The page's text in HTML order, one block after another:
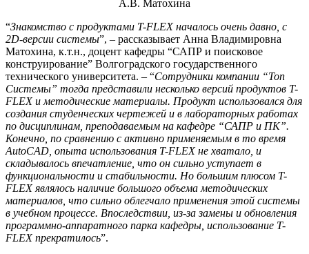
А.В. Матохина
“Знакомство с продуктами T-FLEX началось очень давно, с
2D-версии системы”, – рассказывает Анна Владимировна
Матохина, к.т.н., доцент кафедры “САПР и поисковое
конструирование” Волгоградского государственного
технического университета. – “Сотрудники компании “Топ
Системы” тогда представили несколько версий продуктов T-
FLEX и методические материалы. Продукт использовался для
создания студенческих чертежей и в лабораторных работах
по дисциплинам, преподаваемым на кафедре “САПР и ПК”.
Конечно, по сравнению с активно применяемым в то время
AutoCAD, опыта использования T-FLEX не хватало, и
складывалось впечатление, что он сильно уступает в
функциональности и стабильности. Но большим плюсом T-
FLEX являлось наличие большого объема методических
материалов, что сильно облегчало применения этой системы
в учебном процессе. Впоследствии, из-за замены и обновления
программно-аппаратного парка кафедры, использование T-
FLEX прекратилось”.